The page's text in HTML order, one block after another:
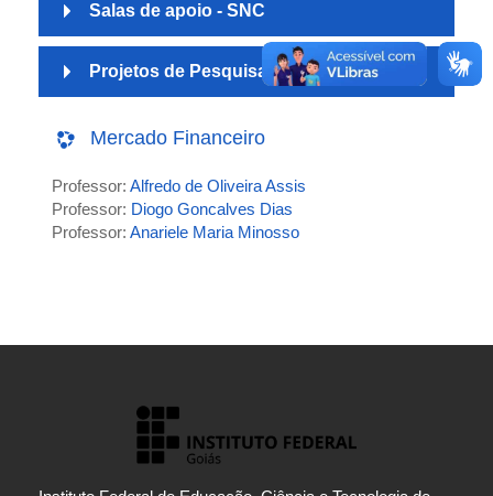
Salas de apoio - SNC
Projetos de Pesquisa - SNC
Mercado Financeiro
Professor: Alfredo de Oliveira Assis
Professor: Diogo Goncalves Dias
Professor: Anariele Maria Minosso